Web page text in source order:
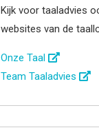
Kijk voor taaladvies
websites van de
Onze Taal
Team Taaladvies